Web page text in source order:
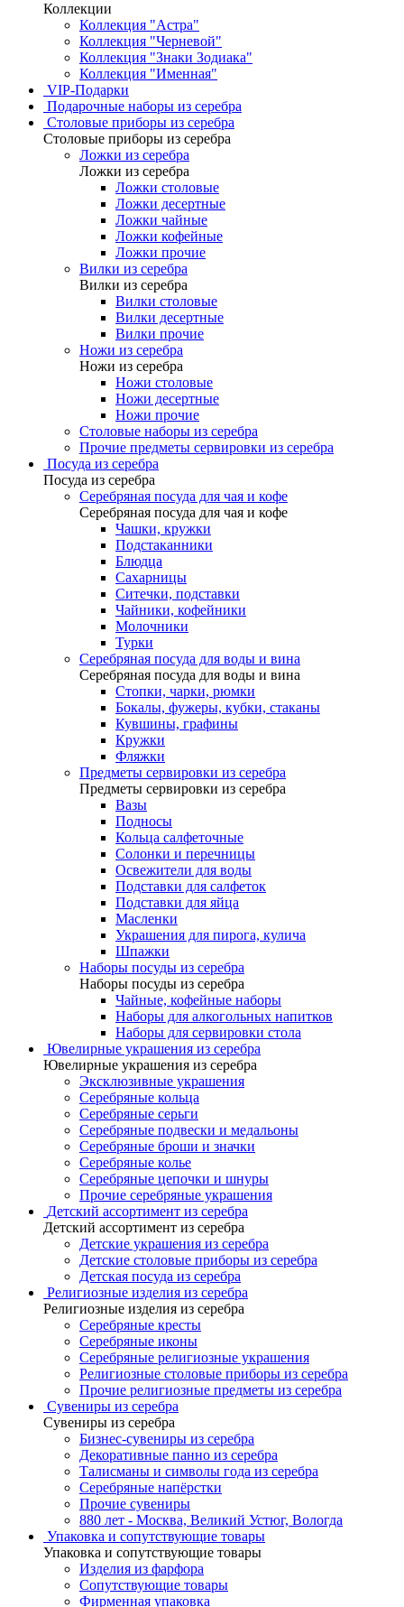
Коллекции
Коллекция "Астра"
Коллекция "Черневой"
Коллекция "Знаки Зодиака"
Коллекция "Именная"
VIP-Подарки
Подарочные наборы из серебра
Столовые приборы из серебра
Столовые приборы из серебра
Ложки из серебра
Ложки из серебра
Ложки столовые
Ложки десертные
Ложки чайные
Ложки кофейные
Ложки прочие
Вилки из серебра
Вилки из серебра
Вилки столовые
Вилки десертные
Вилки прочие
Ножи из серебра
Ножи из серебра
Ножи столовые
Ножи десертные
Ножи прочие
Столовые наборы из серебра
Прочие предметы сервировки из серебра
Посуда из серебра
Посуда из серебра
Серебряная посуда для чая и кофе
Серебряная посуда для чая и кофе
Чашки, кружки
Подстаканники
Блюдца
Сахарницы
Ситечки, подставки
Чайники, кофейники
Молочники
Турки
Серебряная посуда для воды и вина
Серебряная посуда для воды и вина
Стопки, чарки, рюмки
Бокалы, фужеры, кубки, стаканы
Кувшины, графины
Кружки
Фляжки
Предметы сервировки из серебра
Предметы сервировки из серебра
Вазы
Подносы
Кольца салфеточные
Солонки и перечницы
Освежители для воды
Подставки для салфеток
Подставки для яйца
Масленки
Украшения для пирога, кулича
Шпажки
Наборы посуды из серебра
Наборы посуды из серебра
Чайные, кофейные наборы
Наборы для алкогольных напитков
Наборы для сервировки стола
Ювелирные украшения из серебра
Ювелирные украшения из серебра
Эксклюзивные украшения
Серебряные кольца
Серебряные серьги
Серебряные подвески и медальоны
Серебряные броши и значки
Серебряные колье
Серебряные цепочки и шнуры
Прочие серебряные украшения
Детский ассортимент из серебра
Детский ассортимент из серебра
Детские украшения из серебра
Детские столовые приборы из серебра
Детская посуда из серебра
Религиозные изделия из серебра
Религиозные изделия из серебра
Серебряные кресты
Серебряные иконы
Серебряные религиозные украшения
Религиозные столовые приборы из серебра
Прочие религиозные предметы из серебра
Сувениры из серебра
Сувениры из серебра
Бизнес-сувениры из серебра
Декоративные панно из серебра
Талисманы и символы года из серебра
Серебряные напёрстки
Прочие сувениры
880 лет - Москва, Великий Устюг, Вологда
Упаковка и сопутствующие товары
Упаковка и сопутствующие товары
Изделия из фарфора
Сопутствующие товары
Фирменная упаковка